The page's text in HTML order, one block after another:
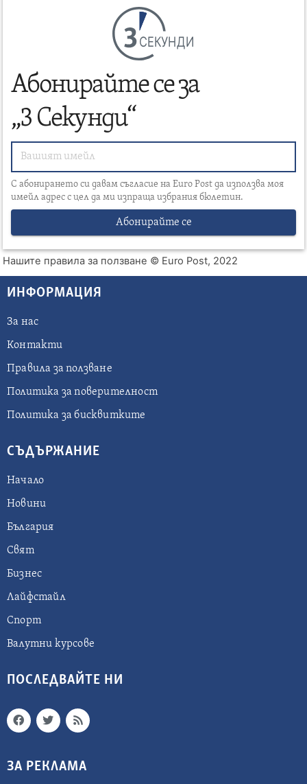
СЕКУНДИ
Абонирайте се за
„3 Секунди“
С абонирането си давам съгласие на Euro Post да използва моя
имейл адрес с цел да ми изпраща избрания бюлетин.
Абонирайте се
Нашите правила за ползване © Euro Post, 2022
ИНФОРМАЦИЯ
За нас
Контакти
Правила за ползване
Политика за поверителност
Политика за бисквитките
СЪДЪРЖАНИЕ
Начало
Новини
България
Свят
Бизнес
Лайфстайл
Спорт
Валутни курсове
ПОСЛЕДВАЙТЕ НИ
ЗА РЕКЛАМА